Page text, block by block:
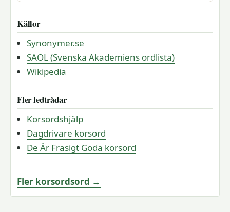
Källor
Synonymer.se
SAOL (Svenska Akademiens ordlista)
Wikipedia
Fler ledtrådar
Korsordshjälp
Dagdrivare korsord
De Är Frasigt Goda korsord
Fler korsordsord →